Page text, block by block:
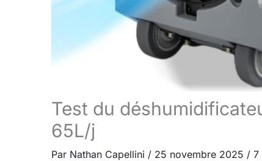
Test du
65L/j
Par Nathan Capellini / 25 novembre 2025 / 7